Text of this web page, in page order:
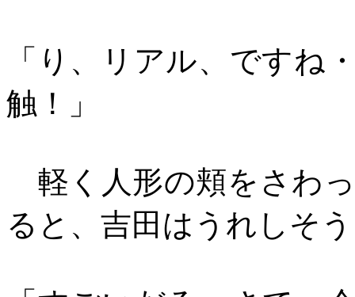
「り、リアル、ですね
触！」
軽く人形の頬をさわ
ると、吉田はうれしそ